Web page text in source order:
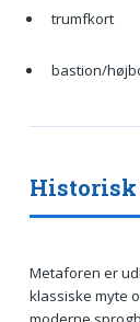
trumfkort
bastion/
Historisk
Metaforen er
klassiske myte